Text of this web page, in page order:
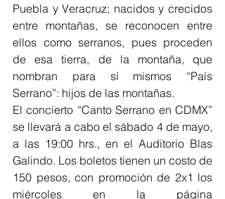
Puebla y Veracruz; nacidos y crecidos
entre montañas, se reconocen entre
ellos como serranos, pues proceden
de esa tierra, de la montaña, que
nombran para sí mismos “País
Serrano”: hijos de las montañas.
El concierto “Canto Serrano en CDMX”
se llevará a cabo el sábado 4 de mayo,
a las 19:00 hrs., en el Auditorio Blas
Galindo. Los boletos tienen un costo de
150 pesos, con promoción de 2x1 los